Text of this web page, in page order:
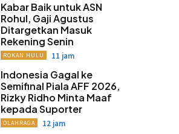
Kabar Baik untuk ASN
Rohul, Gaji Agustus
Ditargetkan Masuk
Rekening Senin
ROKAN HULU 11 jam
Indonesia Gagal ke
Semifinal Piala AFF 2026,
Rizky Ridho Minta Maaf
kepada Suporter
OLAHRAGA 12 jam